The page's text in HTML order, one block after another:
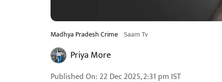
Madhya Pradesh Crime Saam Tv
Priya More
Published On: 22 Dec 2025, 2:31 pm IST